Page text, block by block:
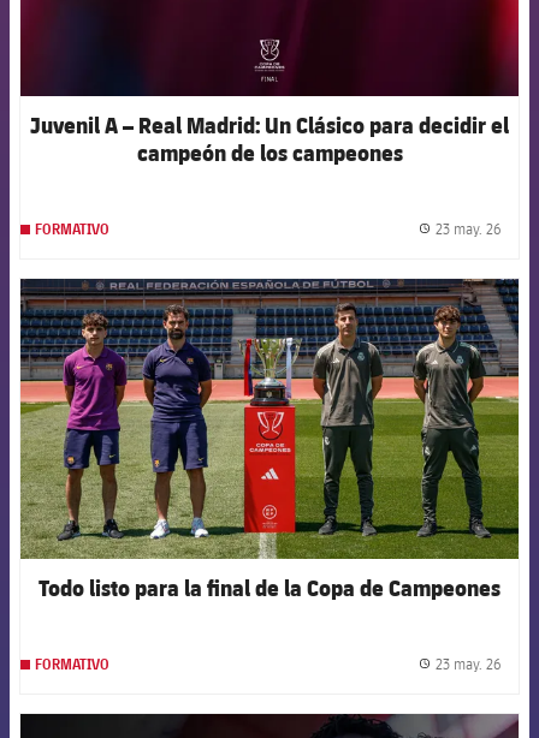
Juvenil A – Real Madrid: Un Clásico para decidir el
campeón de los campeones
FORMATIVO 23 may. 26
FCB Barcelona badge
Todo listo para la final de la Copa de Campeones
FORMATIVO 23 may. 26
FCB Barcelona badge